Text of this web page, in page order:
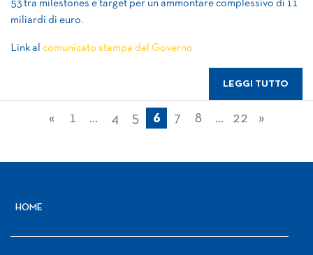
53 tra milestones e target per un ammontare complessivo di 11
miliardi di euro.
Link al comunicato stampa del Governo
LEGGI TUTTO
Navigazione
« 1 … 4 5 6 7 8 … 22 »
HOME